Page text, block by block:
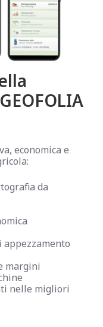
economica e
da
appezzamento
margini
nelle migliori